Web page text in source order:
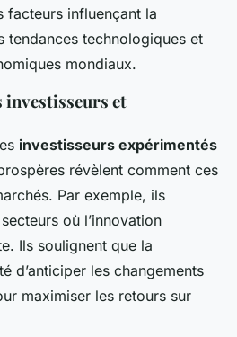
facteurs influençant la
tendances technologiques et
mondiaux.
investisseurs et
investisseurs expérimentés
révèlent comment ces
Par exemple, ils
où l’innovation
Ils soulignent que la
d’anticiper les changements
maximiser les retours sur